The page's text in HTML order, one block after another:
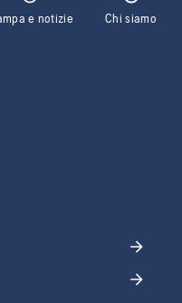
e notizie Chi siamo